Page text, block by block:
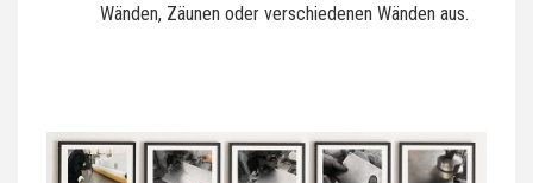
Wänden, Zäunen oder verschiedenen Wänden aus.